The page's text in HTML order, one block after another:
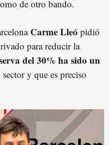
de otro bando.
Carme Lleó pidió
para reducir la
del 30% ha sido un
y que es preciso